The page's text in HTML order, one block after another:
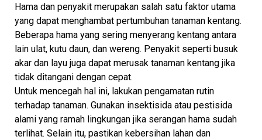
Hama dan penyakit merupakan salah satu faktor utama
yang dapat menghambat pertumbuhan tanaman kentang.
Beberapa hama yang sering menyerang kentang antara
lain ulat, kutu daun, dan wereng. Penyakit seperti busuk
akar dan layu juga dapat merusak tanaman kentang jika
tidak ditangani dengan cepat.
Untuk mencegah hal ini, lakukan pengamatan rutin
terhadap tanaman. Gunakan insektisida atau pestisida
alami yang ramah lingkungan jika serangan hama sudah
terlihat. Selain itu, pastikan kebersihan lahan dan